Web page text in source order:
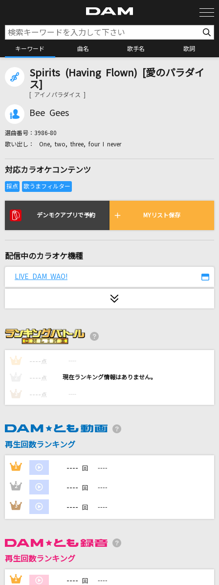
キーワード 曲名 歌手名 歌詞
カラオケ検索
カラオケリクエスト
リアルタイムで歌われている曲の一覧
[プロオケ]for you...
Story
Hilcrhyme(ヒルクライム)
コンビニ
パールカラーにゆれて
[生音]桜
コブクロ
LAST STARDUST
Aimer(エメ)
BOW AND ARROW(ビデオクリップバージョン)
[生音]フライデー・ナイト
なとり
Spirits (Having Flown) [愛のパラダイ
ス]
[ アイノパラダイス ]
Bee Gees
選曲番号： 3986-80
One, two, three, four I never
対応カラオケコンテンツ
デンモクアプリで予約 MYリスト保存
配信中のカラオケ機種
LIVE DAM WAO!
1 ---- 点 ----
---- 点 ----
3 ---- 点 ----
再生回数ランキング
1 ---- 回 ----
2 ---- 回 ----
3 ---- 回 ----
再生回数ランキング
1 ---- 回 ----